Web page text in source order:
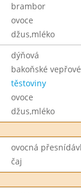
brambor
ovoce
džus,mléko
dýňová
bakoňské
těstoviny
ovoce
džus,mléko
ovocná
čaj